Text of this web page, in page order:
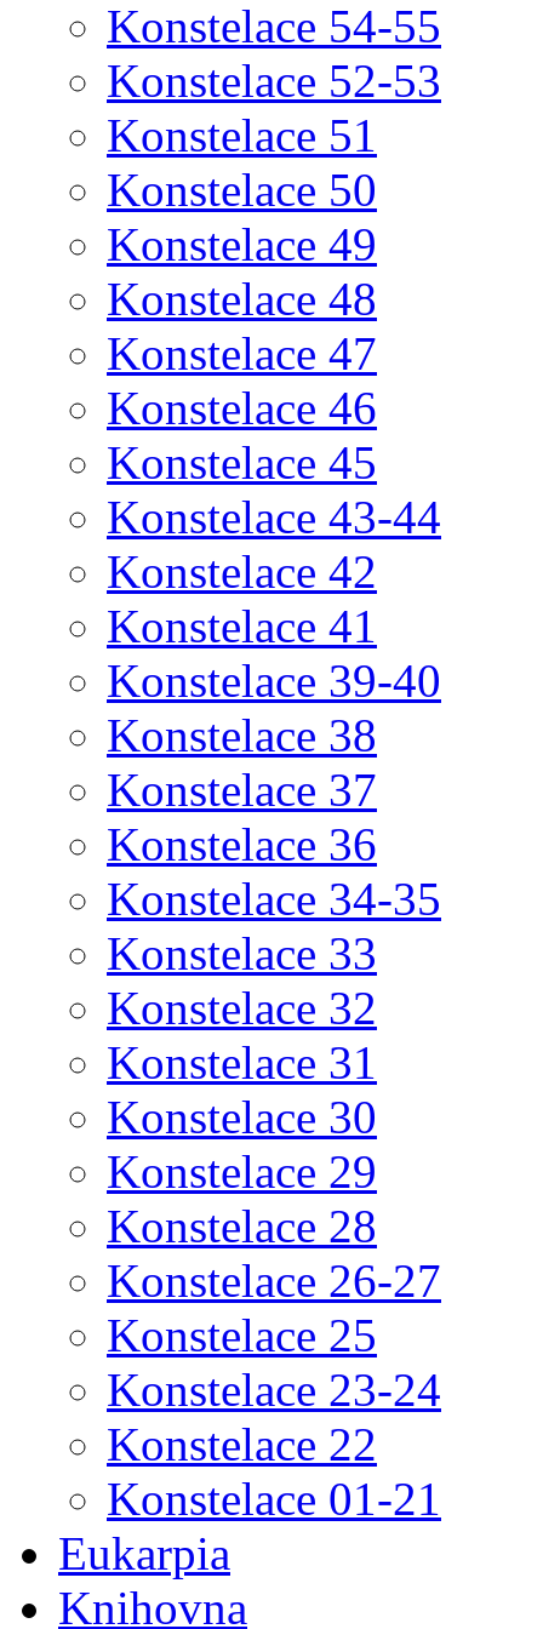
Konstelace 54-55
Konstelace 52-53
Konstelace 51
Konstelace 50
Konstelace 49
Konstelace 48
Konstelace 47
Konstelace 46
Konstelace 45
Konstelace 43-44
Konstelace 42
Konstelace 41
Konstelace 39-40
Konstelace 38
Konstelace 37
Konstelace 36
Konstelace 34-35
Konstelace 33
Konstelace 32
Konstelace 31
Konstelace 30
Konstelace 29
Konstelace 28
Konstelace 26-27
Konstelace 25
Konstelace 23-24
Konstelace 22
Konstelace 01-21
Eukarpia
Knihovna